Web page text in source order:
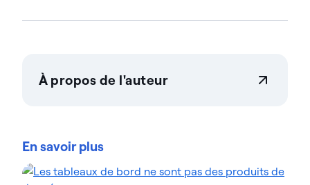
À propos de l'auteur
connaître les capacités d’intégration, de gestion et
apporte plus de 20 ans d’expérience dans le
En savoir plus